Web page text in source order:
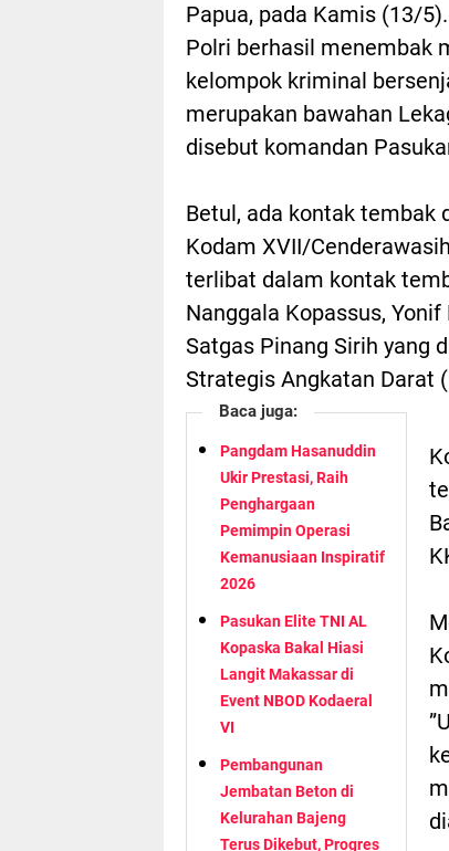
Papua, pada Kamis (13/
Polri berhasil menembak
kelompok kriminal
merupakan bawahan
disebut komandan
Betul, ada kontak tembak
Kodam XVII/
terlibat dalam kontak
Nanggala Kopassus,
Satgas Pinang Sirih yang
Strategis Angkatan Darat
Baca juga:
Pangdam Hasanuddin
Ukir Prestasi, Raih
Penghargaan
Pemimpin Operasi
Kemanusiaan Inspiratif
2026
Pasukan Elite TNI AL
Kopaska Bakal Hiasi
Langit Makassar di
Event NBOD Kodaeral
VI
Pembangunan
Jembatan Beton di
Kelurahan Bajeng
Terus Dikebut, Progres